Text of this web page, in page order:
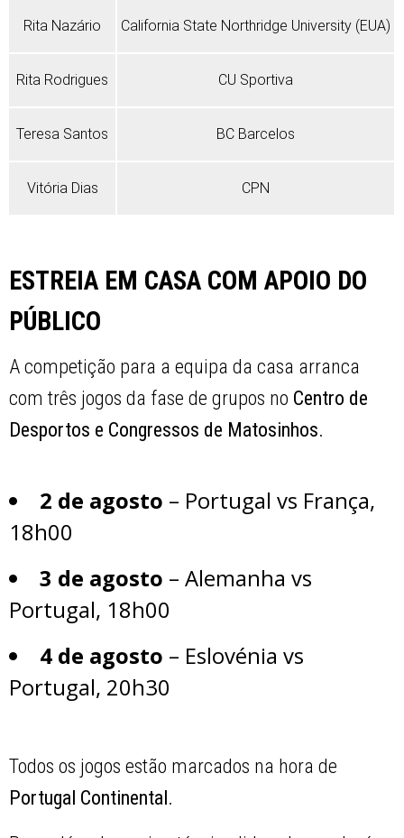
Rita Nazário California State Northridge University (EUA)
Rita Rodrigues CU Sportiva
Teresa Santos BC Barcelos
Vitória Dias CPN
ESTREIA EM CASA COM APOIO DO
PÚBLICO
A competição para a equipa da casa arranca
com três jogos da fase de grupos no Centro de
Desportos e Congressos de Matosinhos.
2 de agosto – Portugal vs França,
18h00
3 de agosto – Alemanha vs
Portugal, 18h00
4 de agosto – Eslovénia vs
Portugal, 20h30
Todos os jogos estão marcados na hora de
Portugal Continental.